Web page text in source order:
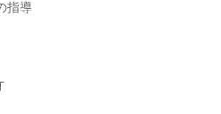
指導